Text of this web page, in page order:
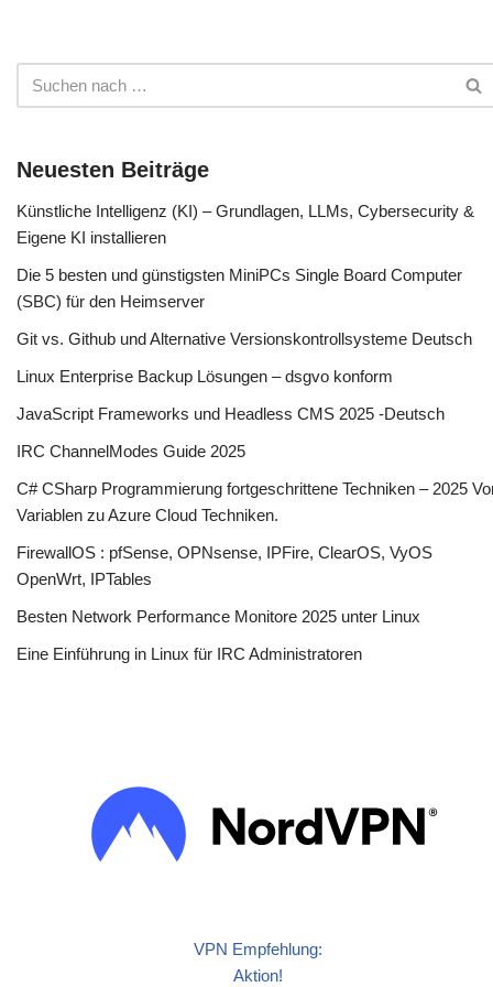
Neuesten Beiträge
Künstliche Intelligenz (KI) – Grundlagen, LLMs, Cybersecurity &
Eigene KI installieren
Die 5 besten und günstigsten MiniPCs Single Board Computer
(SBC) für den Heimserver
Git vs. Github und Alternative Versionskontrollsysteme Deutsch
Linux Enterprise Backup Lösungen – dsgvo konform
JavaScript Frameworks und Headless CMS 2025 -Deutsch
IRC ChannelModes Guide 2025
C# CSharp Programmierung fortgeschrittene Techniken – 2025
Variablen zu Azure Cloud Techniken.
FirewallOS : pfSense, OPNsense, IPFire, ClearOS, VyOS
OpenWrt, IPTables
Besten Network Performance Monitore 2025 unter Linux
Eine Einführung in Linux für IRC Administratoren
VPN Empfehlung:
Aktion!